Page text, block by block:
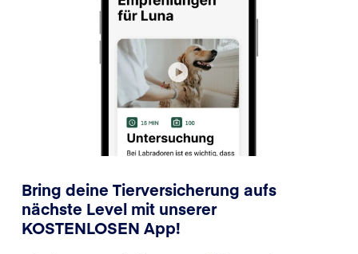
Bring deine Tierversicherung aufs
nächste Level mit unserer
KOSTENLOSEN App!